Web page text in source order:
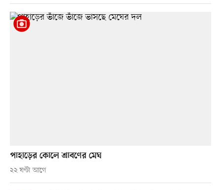
পাহাড়ের কোলে শ্রাবণের মেঘ
২২ ঘণ্টা আগে